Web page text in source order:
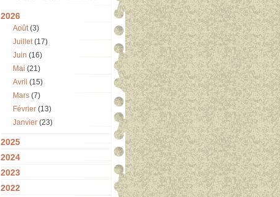
2026
Août(3)
Juillet(17)
Juin (16)
Mai (21)
Avril (15)
Mars (7)
Février (13)
Janvier (23)
2025
2024
2023
2022